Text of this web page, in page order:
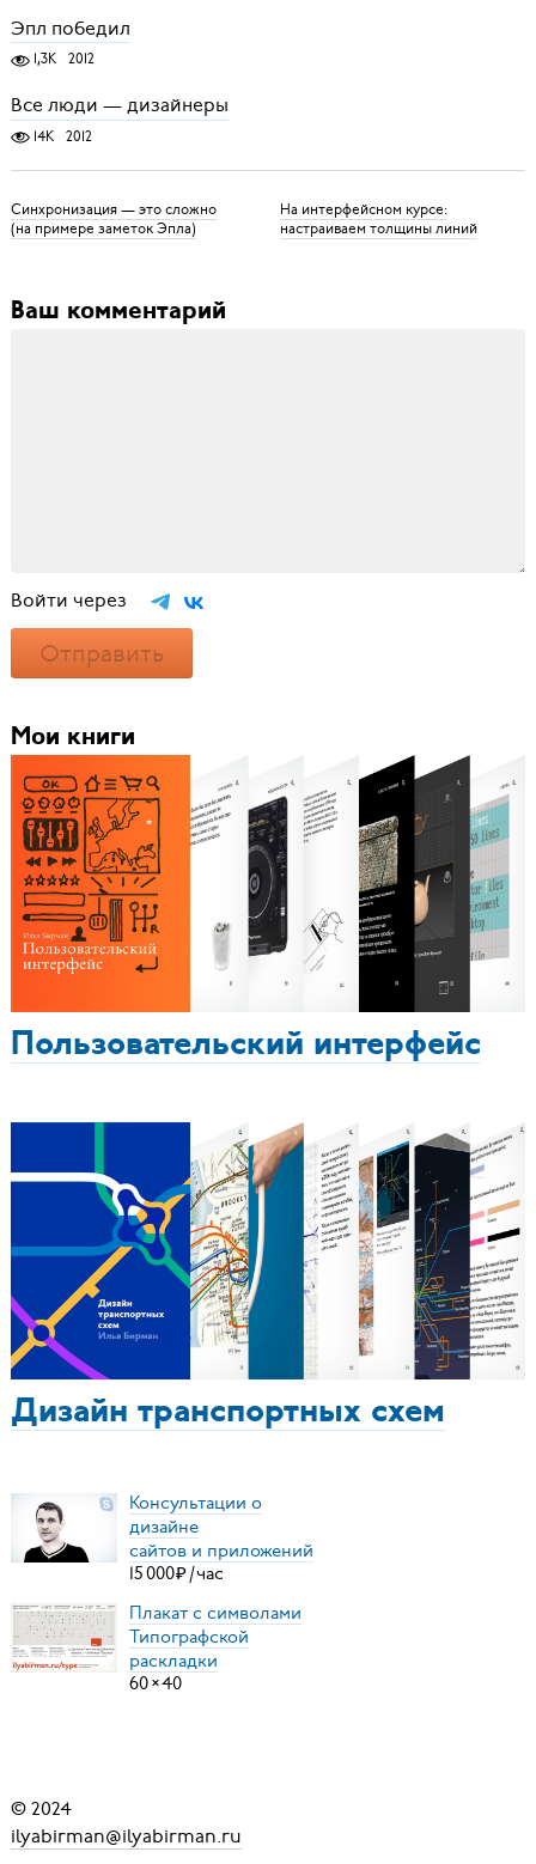
Эпл победил
1,3K 2012
Все люди — дизайнеры
14K 2012
Синхронизация — это сложно
(на примере заметок Эпла)
На интерфейсном курсе:
настраиваем толщины линий
Ваш комментарий
Войти через
Отправить
Мои книги
Пользовательский интерфейс
Дизайн транспортных схем
Консультации о
дизайне
сайтов и приложений
15000₽ /час
Плакат с символами
Типографской
раскладки
60×40
© 2024
ilyabirman@ilyabirman.ru